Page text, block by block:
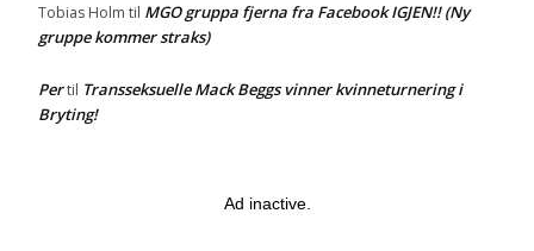
Tobias Holm til MGO gruppa fjerna fra Facebook IGJEN!! (Ny
gruppe kommer straks)
Pertil Transseksuelle Mack Beggs vinner kvinneturnering i
Bryting!
Ad inactive.